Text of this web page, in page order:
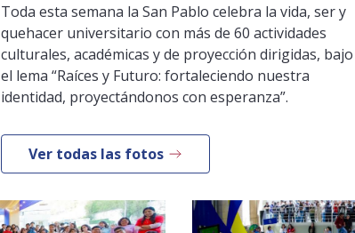
Toda esta semana la San Pablo celebra la vida, ser y
quehacer universitario con más de 60 actividades
culturales, académicas y de proyección dirigidas, bajo
el lema “Raíces y Futuro: fortaleciendo nuestra
identidad, proyectándonos con esperanza”.
Ver todas las fotos